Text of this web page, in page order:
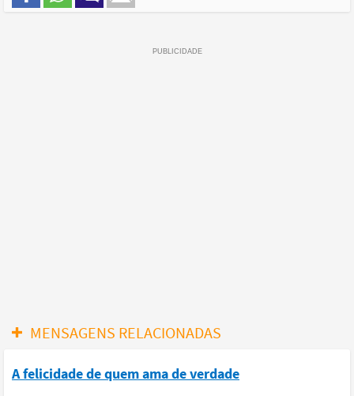
MENSAGENS RELACIONADAS
A felicidade de quem ama de verdade